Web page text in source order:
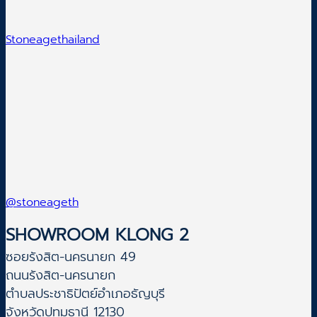
Stoneagethailand
@stoneageth
SHOWROOM KLONG 2
ซอยรังสิต-นครนายก 49
ถนนรังสิต-นครนายก
ตำบลประชาธิปัตย์อำเภอธัญบุรี
จังหวัดปทุมธานี 12130